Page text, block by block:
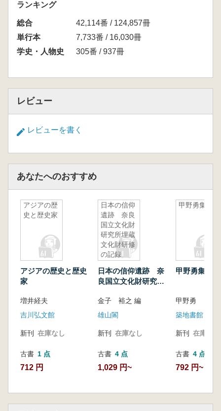
ランキング
総合
42,114番 / 124,857冊
単行本
7,733番 / 16,030冊
学史・人物史
305番 / 937冊
レビュー
レビューを書く
あなたへのおすすめ
アジアの歴
史と歴史家
アジアの歴史と歴史
家
増井経夫
吉川弘文館
新刊 在庫なし
古書 1 点
712 円
日本の信仰
遺跡 奈良
国立文化財
研究所埋蔵
文化財研修
の記録
日本の信仰遺跡 奈
良国立文化財研究所
録
金子 裕之 編
雄山閣
新刊 在庫なし
古書 4 点
1,029 円~
甲野勇集
甲野勇集
甲野勇
築地書館
新刊 在庫なし
古書 4 点
792 円~